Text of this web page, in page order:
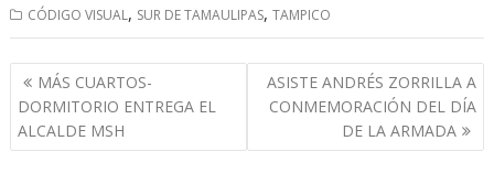
a
t
s
A
c
e
b
o
s
s
e
l
e
i
n
t
CÓDIGO VISUAL, SUR DE TAMAULIPAS,TAMPICO
Navegación
de
entradas
MÁS CUARTOS-
DORMITORIO ENTREGA EL
ALCALDE MSH
ASISTE ANDRÉS ZORRILLA A
CONMEMORACIÓN DEL DÍA
DE LA ARMADA